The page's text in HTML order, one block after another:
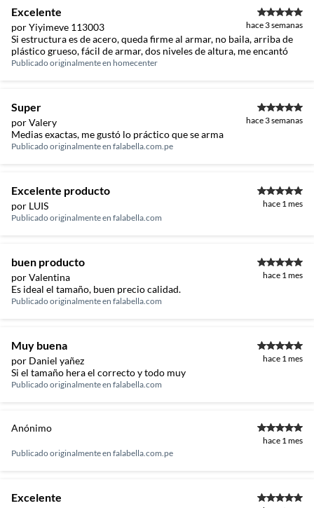
Excelente
por Yiyimeve 113003 hace 3 semanas
Si estructura es de acero, queda firme al armar, no baila, arriba de
plástico grueso, fácil de armar, dos niveles de altura, me encantó
Publicado originalmente en homecenter
Super
por Valery hace 3 semanas
Medias exactas, me gustó lo práctico que se arma
Publicado originalmente en falabella.com.pe
Excelente producto
por LUIS
hace 1 mes
Publicado originalmente en falabella.com
buen producto
por Valentina hace 1 mes
Es ideal el tamaño, buen precio calidad.
Publicado originalmente en falabella.com
Muy buena
por Daniel yañez hace 1 mes
Si el tamaño hera el correcto y todo muy
Publicado originalmente en falabella.com
Anónimo
hace 1 mes
Publicado originalmente en falabella.com.pe
Excelente